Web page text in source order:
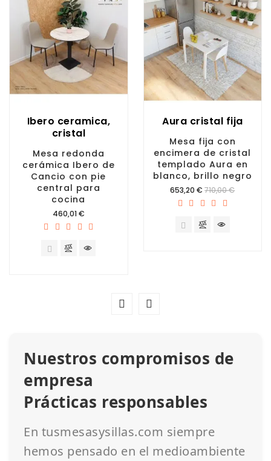
Ibero ceramica,
cristal
Mesa redonda
cerámica Ibero de
Cancio con pie
central para
cocina
Precio
460,01 €
Aura cristal fija
Mesa fija con
encimera de cristal
templado Aura en
blanco, brillo negro
Precio
653,20 € 710,00 €
Nuestros compromisos de
empresa
Prácticas responsables
En tusmesasysillas.com siempre
hemos pensado en el medioambiente